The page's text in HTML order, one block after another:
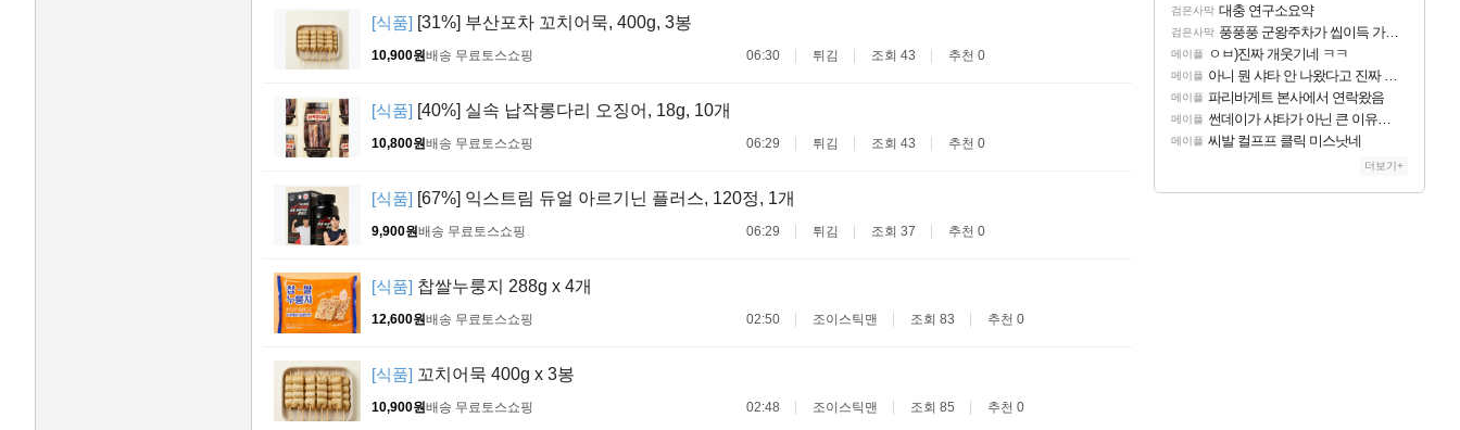
[식품] [31%] 부산포차 꼬치어묵, 400g, 3봉
10,900원배송 무료 토스쇼핑 06:30 튀김 조회 43 추천 0
[식품] [40%] 실속 납작롱다리 오징어, 18g, 10개
10,800원배송 무료 토스쇼핑 06:29 튀김 조회 43 추천 0
[식품] [67%] 익스트림 듀얼 아르기닌 플러스, 120정, 1개
9,900원배송 무료 토스쇼핑 06:29 튀김 조회 37 추천 0
[식품] 찹쌀누룽지 288g x 4개
12,600원배송 무료 토스쇼핑 02:50 조이스틱맨 조회 83 추천 0
[식품] 꼬치어묵 400g x 3봉
10,900원배송 무료 토스쇼핑 02:48 조이스틱맨 조회 85 추천 0
검은사막 대충 연구소요약
검은사막 풍풍풍 군왕주차가 씹이득 가성비라고 ????
메이플 ㅇㅂ)진짜 개웃기네 ㅋㅋ
메이플 아니 뭔 샤타 안 나왔다고 진짜 화내는 사람도 있네
메이플 파리바게트 본사에서 연락왔음
메이플 썬데이가 샤타가 아닌 큰 이유는 경매장 불안정때문일듯
메이플 씨발 컬프프 클릭 미스낫네
더보기+